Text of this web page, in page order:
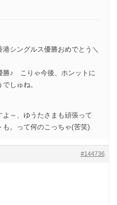
シングルス優勝おめでとう＼
勝♪ こりゃ今後、ホンットに
しゅね。
～、ゆうたさまも頑張って
。って何のこっちゃ(苦笑)
#144736